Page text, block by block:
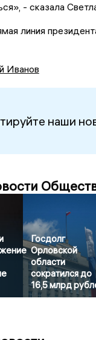
- сказала
линия
Иванов
наши
Госдолг
Орловской
области
сократился до
16,5 млрд